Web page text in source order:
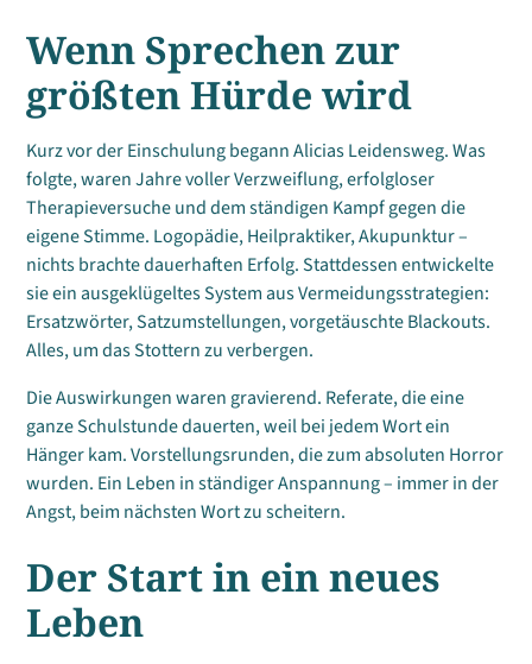
Wenn Sprechen zur
größten Hürde wird
Kurz vor der Einschulung begann Alicias Leidensweg. Was
folgte, waren Jahre voller Verzweiflung, erfolgloser
Therapieversuche und dem ständigen Kampf gegen die
eigene Stimme. Logopädie, Heilpraktiker, Akupunktur –
nichts brachte dauerhaften Erfolg. Stattdessen entwickelte
sie ein ausgeklügeltes System aus Vermeidungsstrategien:
Ersatzwörter, Satzumstellungen, vorgetäuschte Blackouts.
Alles, um das Stottern zu verbergen.
Die Auswirkungen waren gravierend. Referate, die eine
ganze Schulstunde dauerten, weil bei jedem Wort ein
Hänger kam. Vorstellungsrunden, die zum absoluten Horror
wurden. Ein Leben in ständiger Anspannung – immer in der
Angst, beim nächsten Wort zu scheitern.
Der Start in ein neues
Leben